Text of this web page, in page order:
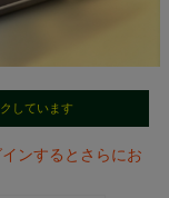
しています
ンするとさらにお